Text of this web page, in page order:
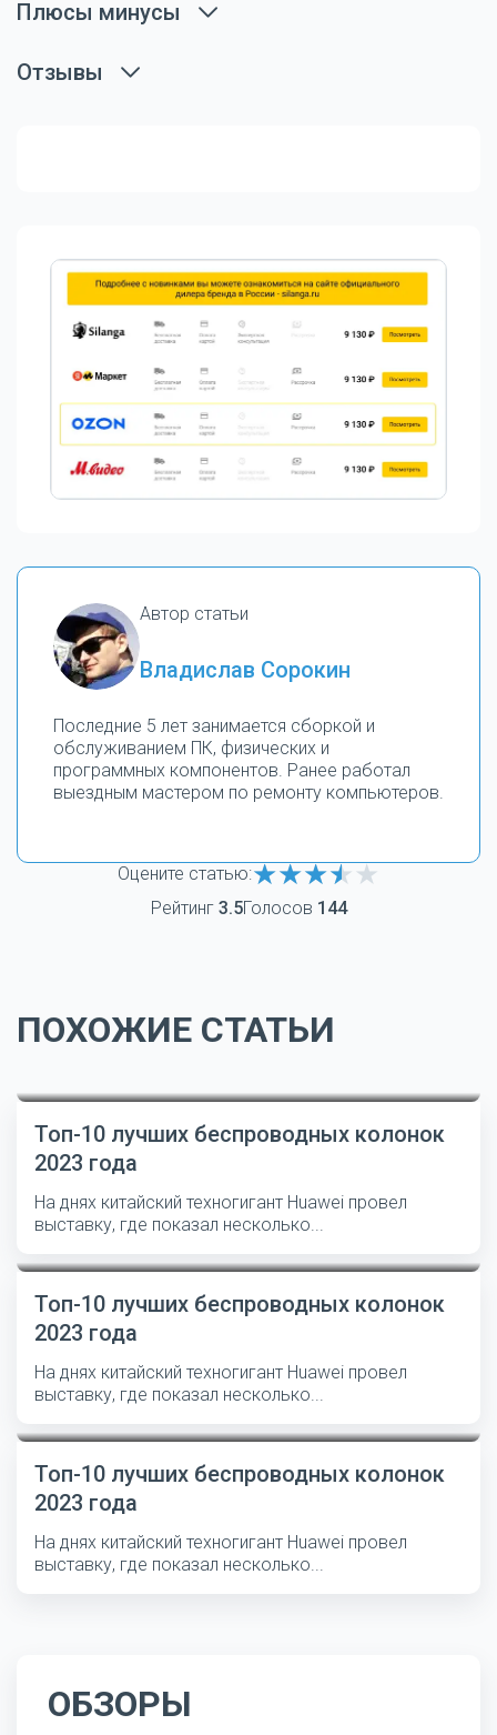
Плюсы минусы
Отзывы
Автор статьи
Владислав Сорокин
Последние 5 лет занимается сборкой и
обслуживанием ПК, физических и
программных компонентов. Ранее работал
выездным мастером по ремонту компьютеров.
Оцените статью:
Рейтинг 3.5Голосов 144
ПОХОЖИЕ СТАТЬИ
Топ-10 лучших беспроводных колонок
2023 года
На днях китайский техногигант Huawei провел
выставку, где показал несколько...
Топ-10 лучших беспроводных колонок
2023 года
На днях китайский техногигант Huawei провел
выставку, где показал несколько...
Топ-10 лучших беспроводных колонок
2023 года
На днях китайский техногигант Huawei провел
выставку, где показал несколько...
ОБЗОРЫ